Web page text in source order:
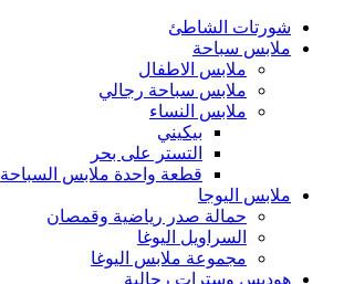
شورتات الشاطئ
ملابس سباحة
ملابس الاطفال
ملابس سباحة رجالي
ملابس النساء
بيكيني
التستر على بحر
قطعة واحدة ملابس السباحة
ملابس اليوجا
حمالة صدر رياضية وقمصان
السراويل اليوغا
مجموعة ملابس اليوغا
هوديس وسترات رجالية